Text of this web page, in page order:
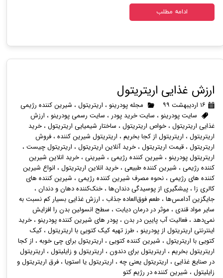
ادامه مطلب
ارزش غذایی اریتریتول
۱۶ اردیبهشت ۹۹ مجله پودرینو ، اریتریتول، شیرین کننده رژیمی
سایت پودرینو ، سایت خرید پودر ، سایت رسمی پودرینو ، ارزش
غذایی اریتریتول، خواص اریتریتول، ساختار شیمیایی اریتریتول، خرید
اریتریتول، اریتریتول از کجا بخریم، اریتریتول شیرین کننده، فروش
اریتریتول، قیمت اریتریتول، خرید آنلاین اریتریتول، اریتریتول چیست،
اریتریتول پودرینو ، شیرین کننده رژیمی، شیرینی، خرید انلاین شیرین
کننده رژیمی، شیرین کننده طبیعی، خرید انلاین اریتریتول، انواع شیرین
کننده های رژیمی، نحوه مصرف شیرین کننده رژیمی، شیرین کننده های
کالری زا، پیشگیری از پوسیدگی دندان‌ها، خنک‌کننده دهان و دندان،
جایگزین آدامس‌ها، طعم فوق‌العاده جذاب ، ارزش غذایی بسیار کم نسبت به
سایر مواد قندی ، موثر در درمان دیابت، سطح انسولین بدن را افزایش
نمی‌دهد ، فعالیت آب پایین در بدن، پودر های شیرین کننده پودرینو ، خرید
اینترنتی اریتریتول از پودرینو ، طرز تهیه کیک کتویی با اریتریتول، کیک
کتویی با اریتریتول، شیرین کننده کتویی، اریتریتول برای چی خوبه، از کجا
اریتریتول بخریم، اریتریتول برای دندون، اریتریتول و زایلیتول، اریتریتول
در صنایع غذایی، اریتریتول یعنی چه، اریتریتول یا استویا، فرق اریتریتول و
زایلیتول، شیرین کننده در رژیم کتو